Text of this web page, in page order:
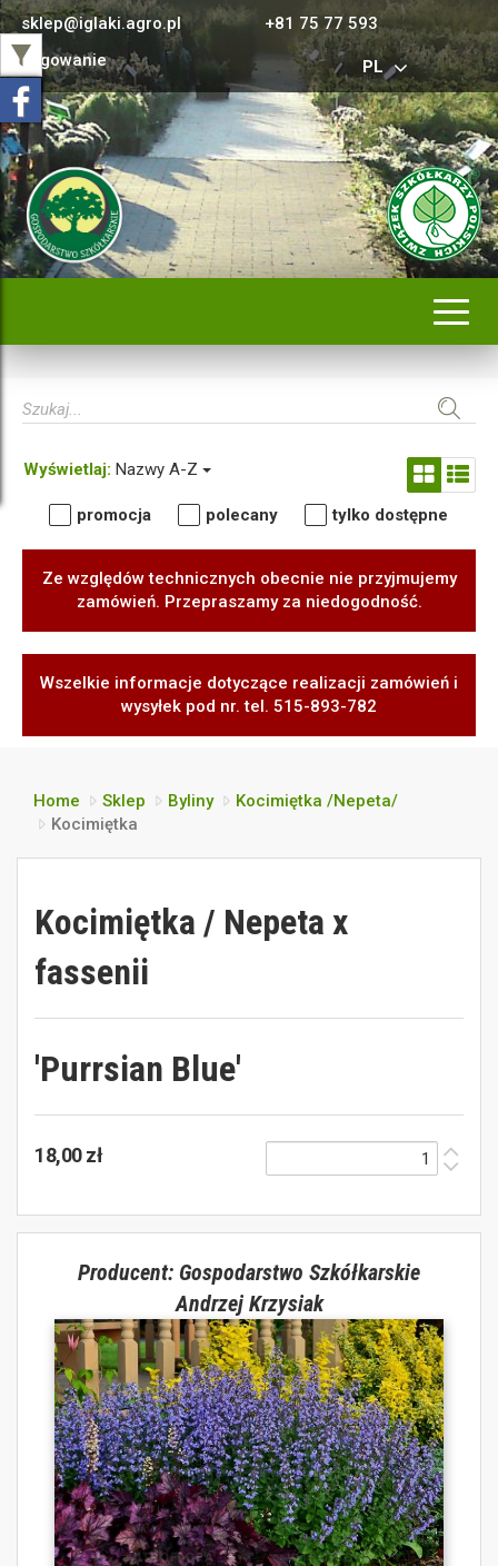
sklep@iglaki.agro.pl
+81 75 77 593
Logowanie
PL
Wyświetlaj: Nazwy A-Z
promocja polecany tylko dostępne
Ze względów technicznych obecnie nie przyjmujemy
zamówień. Przepraszamy za niedogodność.
Wszelkie informacje dotyczące realizacji zamówień i
wysyłek pod nr. tel. 515-893-782
Home Sklep Byliny
Kocimiętka /Nepeta/
Kocimiętka
Kocimiętka / Nepeta x
fassenii
'Purrsian Blue'
18,00 zł
Producent: Gospodarstwo Szkółkarskie
Andrzej Krzysiak